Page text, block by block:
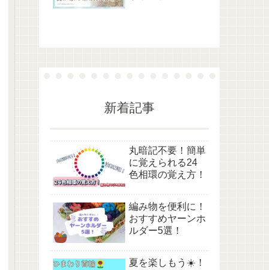
新着記事
丸暗記不要！簡単
に覚えられる24
色相環の覚え方！
編み物を便利に！
おすすめヤーンホ
ルダー5選！
夏を楽しもう☀️！